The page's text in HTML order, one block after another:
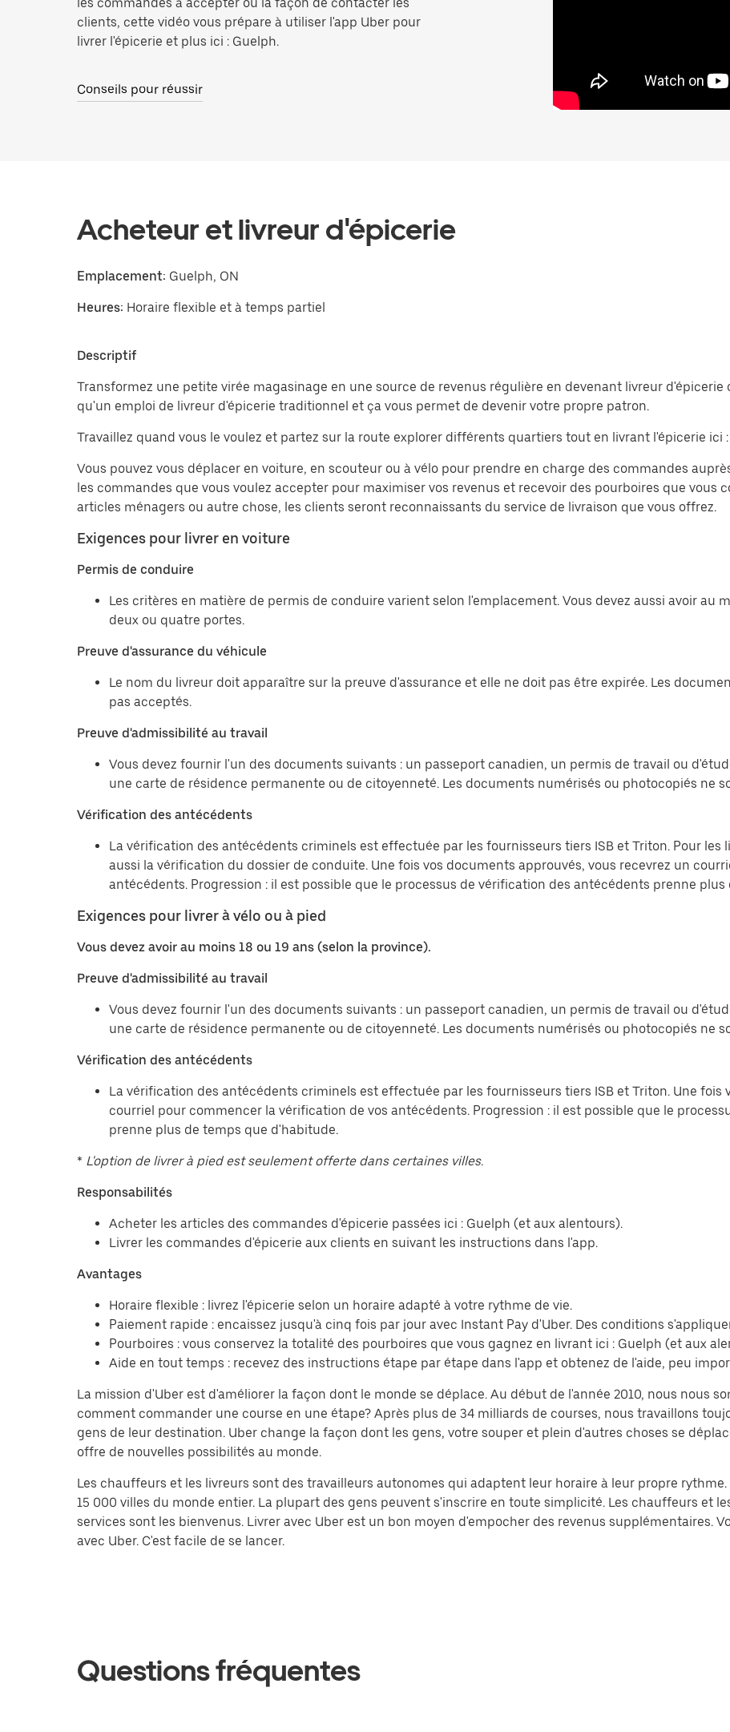
clients, cette vidéo vous prépare à utiliser l'app Uber pour
livrer l'épicerie et plus ici : Guelph.
Conseils pour réussir
Acheteur et livreur d'épicerie
Emplacement: Guelph, ON
Heures: Horaire flexible et à temps partiel
Descriptif
Transformez une petite virée magasinage en une source de revenus régulière en devenant livreur d'épicerie
qu'un emploi de livreur d'épicerie traditionnel et ça vous permet de devenir votre propre patron.
Travaillez quand vous le voulez et partez sur la route explorer différents quartiers tout en livrant l'épicerie ici
Vous pouvez vous déplacer en voiture, en scouteur ou à vélo pour prendre en charge des commandes
les commandes que vous voulez accepter pour maximiser vos revenus et recevoir des pourboires que vous
articles ménagers ou autre chose, les clients seront reconnaissants du service de livraison que vous offrez.
Exigences pour livrer en voiture
Permis de conduire
Les critères en matière de permis de conduire varient selon l'emplacement. Vous devez aussi avoir au
deux ou quatre portes.
Preuve d'assurance du véhicule
Le nom du livreur doit apparaître sur la preuve d'assurance et elle ne doit pas être expirée. Les
pas acceptés.
Preuve d'admissibilité au travail
Vous devez fournir l'un des documents suivants : un passeport canadien, un permis de travail ou
une carte de résidence permanente ou de citoyenneté. Les documents numérisés ou photocopiés ne
Vérification des antécédents
La vérification des antécédents criminels est effectuée par les fournisseurs tiers ISB et Triton. Pour les
aussi la vérification du dossier de conduite. Une fois vos documents approuvés, vous recevrez un
antécédents. Progression : il est possible que le processus de vérification des antécédents prenne
Exigences pour livrer à vélo ou à pied
Vous devez avoir au moins 18 ou 19 ans (selon la province).
Preuve d'admissibilité au travail
Vous devez fournir l'un des documents suivants : un passeport canadien, un permis de travail ou
une carte de résidence permanente ou de citoyenneté. Les documents numérisés ou photocopiés ne
Vérification des antécédents
La vérification des antécédents criminels est effectuée par les fournisseurs tiers ISB et Triton. Une fois
courriel pour commencer la vérification de vos antécédents. Progression : il est possible que le
prenne plus de temps que d'habitude.
* L'option de livrer à pied est seulement offerte dans certaines villes.
Responsabilités
Acheter les articles des commandes d'épicerie passées ici : Guelph (et aux alentours).
Livrer les commandes d'épicerie aux clients en suivant les instructions dans l'app.
Avantages
Horaire flexible : livrez l'épicerie selon un horaire adapté à votre rythme de vie.
Paiement rapide : encaissez jusqu'à cinq fois par jour avec Instant Pay d'Uber. Des conditions
Pourboires : vous conservez la totalité des pourboires que vous gagnez en livrant ici : Guelph (et aux
Aide en tout temps : recevez des instructions étape par étape dans l'app et obtenez de l'aide, peu
La mission d'Uber est d'améliorer la façon dont le monde se déplace. Au début de l'année 2010, nous nous
comment commander une course en une étape? Après plus de 34 milliards de courses, nous travaillons
gens de leur destination. Uber change la façon dont les gens, votre souper et plein d'autres choses se
offre de nouvelles possibilités au monde.
Les chauffeurs et les livreurs sont des travailleurs autonomes qui adaptent leur horaire à leur propre
15 000 villes du monde entier. La plupart des gens peuvent s'inscrire en toute simplicité. Les chauffeurs et
services sont les bienvenus. Livrer avec Uber est un bon moyen d'empocher des revenus supplémentaires.
avec Uber. C'est facile de se lancer.
Questions fréquentes